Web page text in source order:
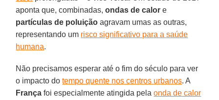
aponta que, combinadas,ondas de calor e
partículas de poluição agravam umas as outras,
representando um risco significativo para a saúde
humana.
Não precisamos esperar até o fim do século para ver
o impacto dotempo quente nos centros urbanos. A
França foi especialmente atingida pelaonda de calor